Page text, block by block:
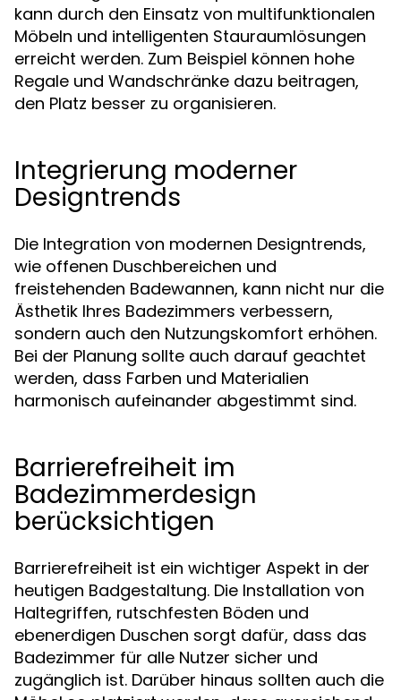
kann durch den Einsatz von multifunktionalen
Möbeln und intelligenten Stauraumlösungen
erreicht werden. Zum Beispiel können hohe
Regale und Wandschränke dazu beitragen,
den Platz besser zu organisieren.
Integrierung moderner
Designtrends
Die Integration von modernen Designtrends,
wie offenen Duschbereichen und
freistehenden Badewannen, kann nicht nur die
Ästhetik Ihres Badezimmers verbessern,
sondern auch den Nutzungskomfort erhöhen.
Bei der Planung sollte auch darauf geachtet
werden, dass Farben und Materialien
harmonisch aufeinander abgestimmt sind.
Barrierefreiheit im
Badezimmerdesign
berücksichtigen
Barrierefreiheit ist ein wichtiger Aspekt in der
heutigen Badgestaltung. Die Installation von
Haltegriffen, rutschfesten Böden und
ebenerdigen Duschen sorgt dafür, dass das
Badezimmer für alle Nutzer sicher und
zugänglich ist. Darüber hinaus sollten auch die